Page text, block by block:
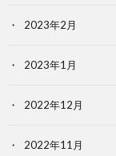
2023年2月
2023年1月
2022年12月
2022年11月